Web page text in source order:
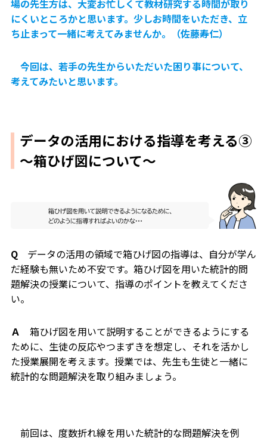
場の先生方は、大変お忙しくて教材研究する時間が取り
にくいところかと思います。少しお時間をいただき、立
ち止まって一緒に考えてみませんか。（佐藤寿仁）
今回は、若手の先生からいただいた困り事について、
考えてみたいと思います。
データの活用における指導を考える③
〜箱ひげ図について〜
Qデータの活用の領域で箱ひげ図の指導は、自分が学ん
だ経験も無いため不安です。箱ひげ図を用いた統計的問
題解決の授業について、指導のポイントを教えてくださ
い。
Ａ 箱ひげ図を用いて説明することができるようにする
ために、生徒の反応やつまずきを想定し、それを活かし
た授業展開を考えます。授業では、先生も生徒と一緒に
統計的な問題解決を取り組みましょう。
前回は、度数折れ線を用いた統計的な問題解決を例